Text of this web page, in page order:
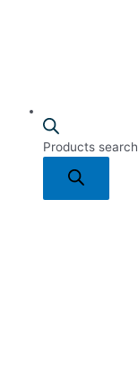
Products search